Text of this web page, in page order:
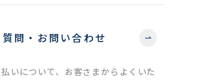
問・お問い合わせ
いについて、お客さまからよくいた